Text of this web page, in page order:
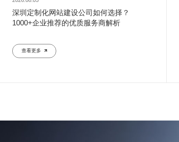
深圳定制化网站建设公司如何选择？
1000+企业推荐的优质服务商解析
查看更多